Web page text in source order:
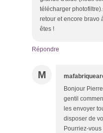
télécharger
retour et encore bravo
êtes !
Répondre
M
Bonjour
gentil
les envoyer
disposer de
Pourriez-